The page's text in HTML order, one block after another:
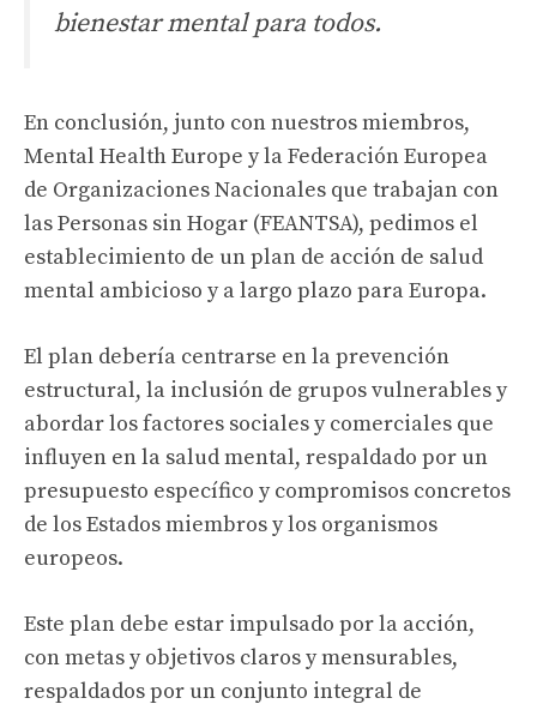
bienestar mental para todos.
En conclusión, junto con nuestros miembros,
Mental Health Europe y la Federación Europea
de Organizaciones Nacionales que trabajan con
las Personas sin Hogar (FEANTSA), pedimos el
establecimiento de un plan de acción de salud
mental ambicioso y a largo plazo para Europa.
El plan debería centrarse en la prevención
estructural, la inclusión de grupos vulnerables y
abordar los factores sociales y comerciales que
influyen en la salud mental, respaldado por un
presupuesto específico y compromisos concretos
de los Estados miembros y los organismos
europeos.
Este plan debe estar impulsado por la acción,
con metas y objetivos claros y mensurables,
respaldados por un conjunto integral de